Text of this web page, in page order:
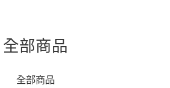
全部商品
全部商品